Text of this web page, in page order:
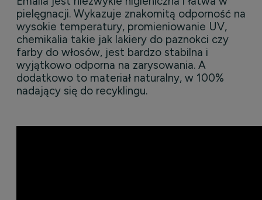
pielęgnacji. Wykazuje znakomitą odporność na
wysokie temperatury, promieniowanie UV,
chemikalia takie jak lakiery do paznokci czy
farby do włosów, jest bardzo stabilna i
wyjątkowo odporna na zarysowania. A
dodatkowo to materiał naturalny, w 100%
nadający się do recyklingu.